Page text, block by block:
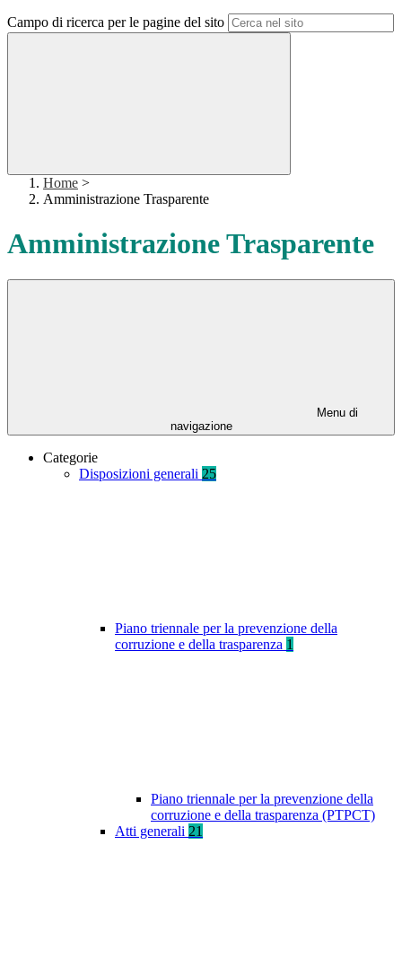
Campo di ricerca per le pagine del sito
Home >
Amministrazione Trasparente
Amministrazione Trasparente
Menu di
navigazione
Categorie
Disposizioni generali 25
Piano triennale per la prevenzione della
corruzione e della trasparenza 1
Piano triennale per la prevenzione della
corruzione e della trasparenza (PTPCT)
Atti generali 21